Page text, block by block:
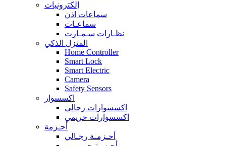
إلكترونيات
سماعات اذن
سماعـات
نظـارات سـمـارت
المنزل الذكي
Home Controller
Smart Lock
Smart Electric
Camera
Safety Sensors
اكسسوار
اكسسوارات رجالي
اكسسوارات حريمي
أحـزمة
أحـزمـة رجـالي